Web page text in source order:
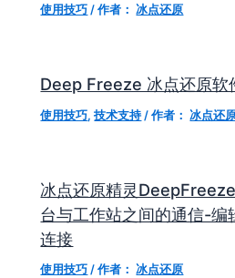
使用技巧 / 作者： 冰点还原
Deep Freeze 冰点还原软
使用技巧,技术支持 / 作者： 冰点还
冰点还原精灵
台与工作站之间的通信-编
连接
使用技巧 / 作者： 冰点还原